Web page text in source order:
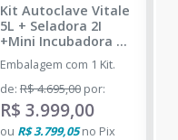
Kit Autoclave Vitale
5L + Seladora 2I
+Mini Incubadora +
Indicador Biológico
-CRISTÓFOLI -
DENTAL PRIME
Embalagem com 1 Kit.
de: R$ 4.695,00 por:
R$ 3.999,00
ou R$ 3.799,05no Pix